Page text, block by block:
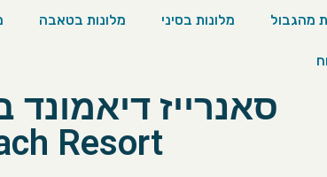
מהגבול מלונות בסיני מלונות בטאבה
Resort